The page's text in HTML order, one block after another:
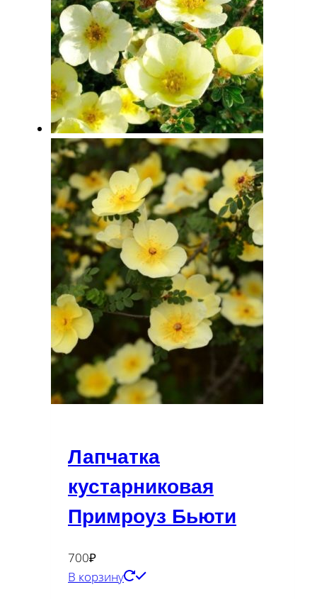
Лапчатка
кустарниковая
Примроуз Бьюти
700₽
В корзину